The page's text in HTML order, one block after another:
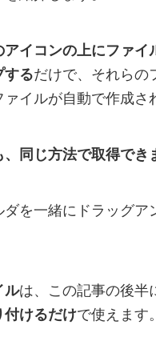
イコンの上にファイ
するだけで、それらの
イルが自動で作成さ
、同じ方法で取得でき
を一緒にドラッグア
ルは、この記事の後半
付けるだけで使えます。